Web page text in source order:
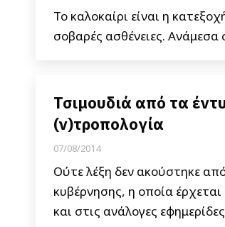
Το καλοκαίρι είναι η
σοβαρές ασθένειες. Ανάμεσα
Τσιμουδιά από τα
(ν)τροπολογία
07/08/2014
Ούτε λέξη δεν ακούστηκε
κυβέρνησης, η οποία
και στις ανάλογες